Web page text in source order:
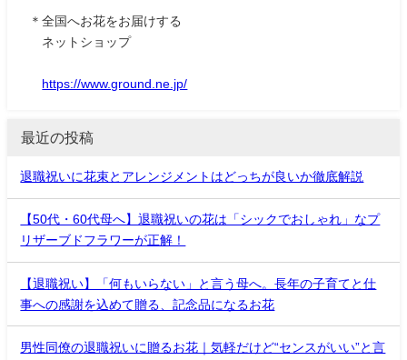
＊全国へお花をお届けする
ネットショップ
https://www.ground.ne.jp/
最近の投稿
退職祝いに花束とアレンジメントはどっちが良いか徹底解説
【50代・60代母へ】退職祝いの花は「シックでおしゃれ」なプ
リザーブドフラワーが正解！
【退職祝い】「何もいらない」と言う母へ。長年の子育てと仕
事への感謝を込めて贈る、記念品になるお花
男性同僚の退職祝いに贈るお花｜気軽だけど“センスがいい”と言